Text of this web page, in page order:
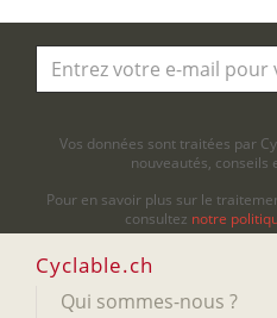
Vos données sont traitées par
nouveautés, conseils
Pour en savoir plus sur le
consultez notre
Cyclable.ch
Qui sommes-nous ?